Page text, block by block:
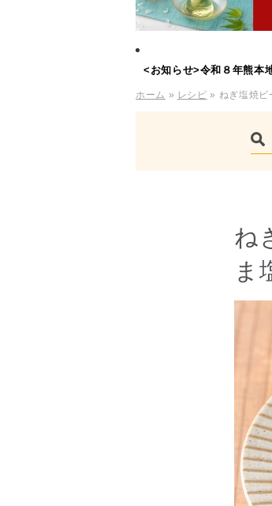
<お知らせ>令和８年熊本
ホーム » レシピ » ねぎ塩焼ビ
ね
ま